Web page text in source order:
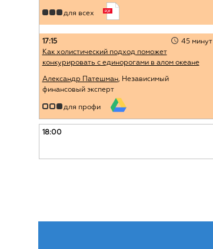
для всех
17:15
45 минут
Как холистический подход поможет
конкурировать с единорогами в алом океане
Александр Патешман, Независимый
финансовый эксперт
для профи
18:00